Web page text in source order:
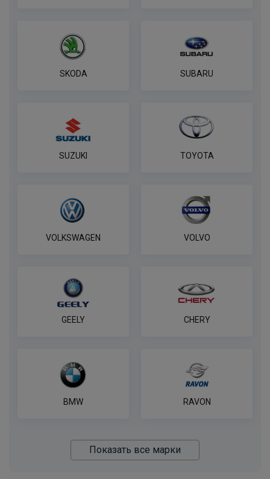
SKODA SUBARU
SUZUKI TOYOTA
VOLKSWAGEN VOLVO
GEELY CHERY
BMW RAVON
Показать все марки